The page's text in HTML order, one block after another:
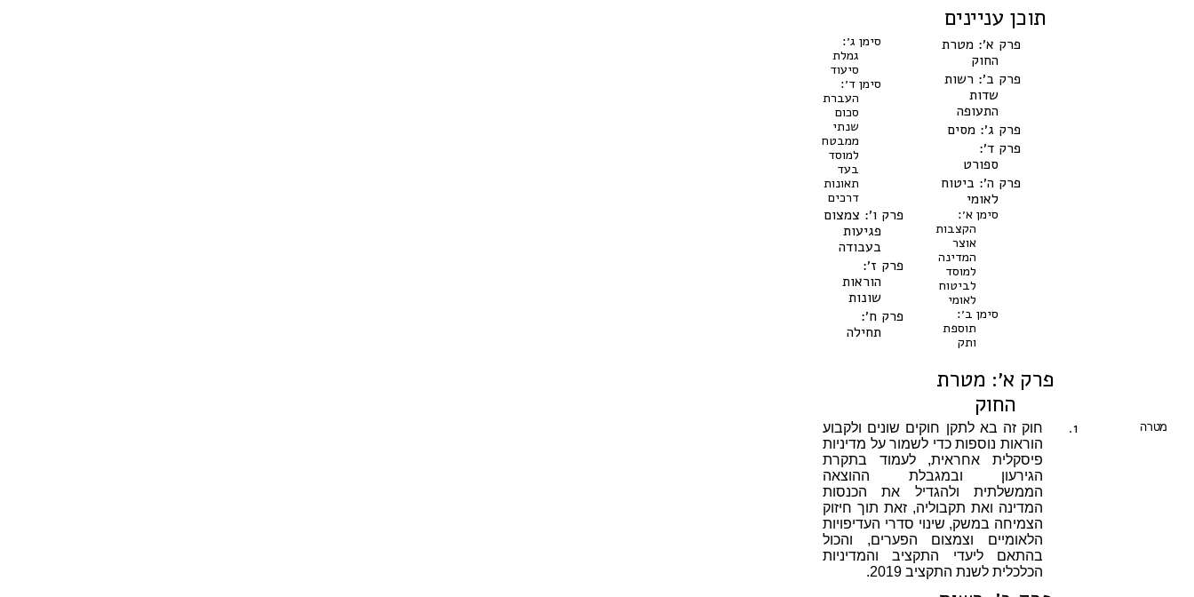
תוכן עניינים
פרק א׳: מטרת
החוק
פרק ב׳: רשות
שדות
התעופה
פרק ג׳: מסים
פרק ד׳:
ספורט
פרק ה׳: ביטוח
לאומי
סימן א׳:
הקצבות
אוצר
המדינה
למוסד
לביטוח
לאומי
סימן ב׳:
תוספת
ותק
סימן ג׳:
גמלת
סיעוד
סימן ד׳:
העברת
סכום
שנתי
ממבטח
למוסד
בעד
תאונות
דרכים
פרק ו׳: צמצום
פגיעות
בעבודה
פרק ז׳:
הוראות
שונות
פרק ח׳:
תחילה
פרק א׳: מטרת
החוק
1. מטרה
חוק זה בא לתקן חוקים שונים ולקבוע
הוראות נוספות כדי לשמור על מדיניות
פיסקלית אחראית, לעמוד בתקרת
הגירעון ובמגבלת ההוצאה
הממשלתית ולהגדיל את הכנסות
המדינה ואת תקבוליה, זאת תוך חיזוק
הצמיחה במשק, שינוי סדרי העדיפויות
הלאומיים וצמצום הפערים, והכול
בהתאם ליעדי התקציב והמדיניות
הכלכלית לשנת התקציב 2019.